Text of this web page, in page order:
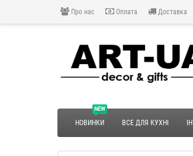
Про нас Оплата Доставка
NEW
НОВИНКИ ВСЕ ДЛЯ КУХНІ